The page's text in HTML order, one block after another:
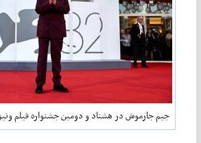
جیم جارموش در هشتاد و دومین جشنواره فیلم ونیز